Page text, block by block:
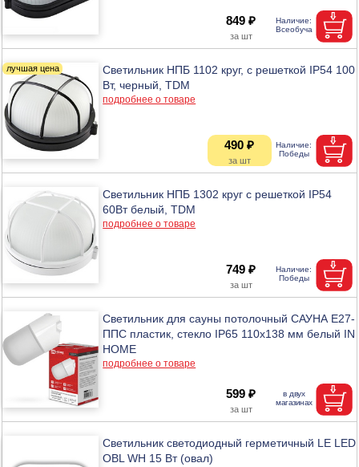
849 ₽
Светильник НПБ 1102 круг, с решеткой IP54 100
Вт, черный, TDM
подробнее о товаре
490 ₽
Светильник НПБ 1302 круг с решеткой IP54
60Вт белый, TDM
подробнее о товаре
749 ₽
Светильник для сауны потолочный САУНА E27-
ППС пластик, стекло IP65 110x138 мм белый IN
HOME
подробнее о товаре
599 ₽
Светильник светодиодный герметичный LE LED
OBL WH 15 Вт (овал)